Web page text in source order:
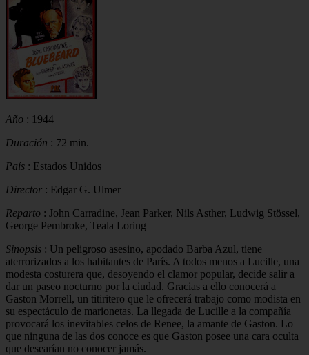
Año : 1944
Duración : 72 min.
País : Estados Unidos
Director : Edgar G. Ulmer
Reparto : John Carradine, Jean Parker, Nils Asther, Ludwig Stössel,
George Pembroke, Teala Loring
Sinopsis : Un peligroso asesino, apodado Barba Azul, tiene
aterrorizados a los habitantes de París. A todos menos a Lucille, una
modesta costurera que, desoyendo el clamor popular, decide salir a
dar un paseo nocturno por la ciudad. Gracias a ello conocerá a
Gaston Morrell, un titiritero que le ofrecerá trabajo como modista en
su espectáculo de marionetas. La llegada de Lucille a la compañía
provocará los inevitables celos de Renee, la amante de Gaston. Lo
que ninguna de las dos conoce es que Gaston posee una cara oculta
que desearían no conocer jamás.